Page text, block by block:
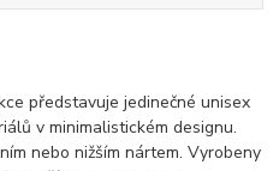
představuje jedinečné unisex
v minimalistickém designu.
nebo nižším nártem. Vyrobeny